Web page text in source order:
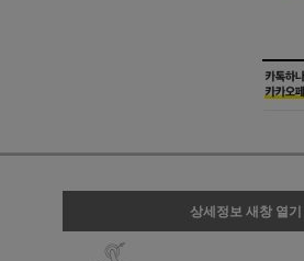
상세정보 새창 열기